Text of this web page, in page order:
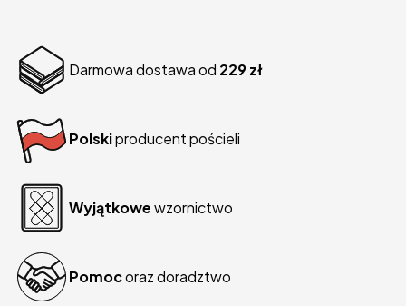
Darmowa dostawa od 229 zł
Polskiproducent pościeli
Wyjątkowewzornictwo
Pomocoraz doradztwo